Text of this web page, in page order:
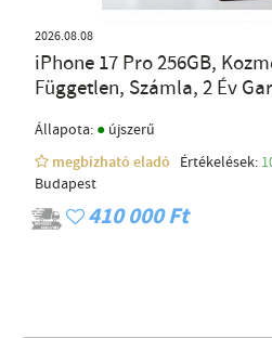
2026.08.08
iPhone 17 Pro 256GB,
Független, Számla, 2 Év
Állapota: ● újszerű
megbízható eladó
Értékelések:
Budapest
410 000 Ft